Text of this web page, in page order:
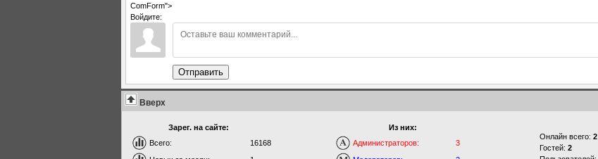
ComForm">
Войдите:
Отправить
Вверх
Зарег. на сайте:
Всего:
16168
Из них:
Администраторов:
3
Онлайн всего: 2
Гостей: 2